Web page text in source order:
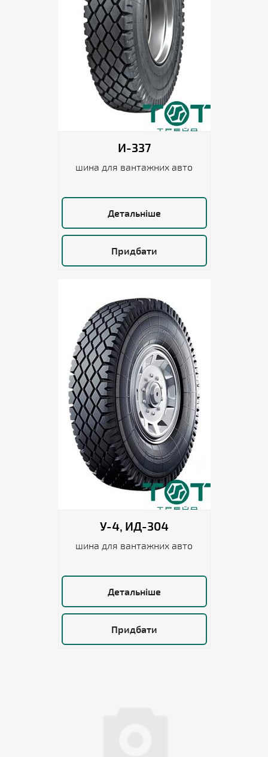
И-337
шина для вантажних авто
Детальніше
Придбати
У-4, ИД-304
шина для вантажних авто
Детальніше
Придбати